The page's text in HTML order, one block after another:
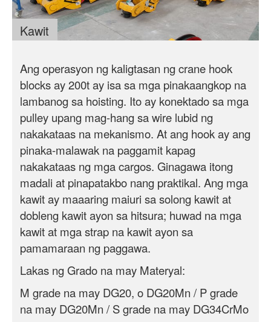
Kawit
Ang operasyon ng kaligtasan ng crane hook
blocks ay 200t ay isa sa mga pinakaangkop na
lambanog sa hoisting. Ito ay konektado sa mga
pulley upang mag-hang sa wire lubid ng
nakakataas na mekanismo. At ang hook ay ang
pinaka-malawak na paggamit kapag
nakakataas ng mga cargos. Ginagawa itong
madali at pinapatakbo nang praktikal. Ang mga
kawit ay maaaring maiuri sa solong kawit at
dobleng kawit ayon sa hitsura; huwad na mga
kawit at mga strap na kawit ayon sa
pamamaraan ng paggawa.
Lakas ng Grado na may Materyal:
M grade na may DG20, o DG20Mn / P grade
na may DG20Mn / S grade na may DG34CrMo